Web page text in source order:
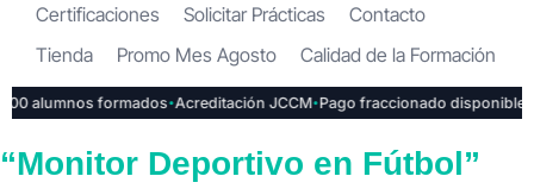
Certificaciones
Solicitar Prácticas
Contacto
Tienda
Promo Mes Agosto Calidad de la Formación
alumnos formados·Acreditación JCCM·Pago fraccionado disponible·
“Monitor Deportivo en Fútbol”